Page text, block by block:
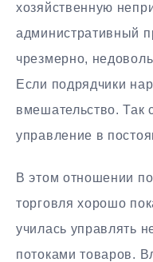
хозяйственную
административный
чрезмерно,
Если подрядчики
вмешательство. Так
управление в
В этом отношении
торговля хорошо
училась управлять
потоками товаров.